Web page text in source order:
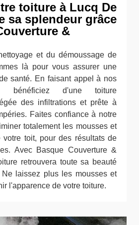
toiture à Lucq De
sa splendeur grâce
&
et du démoussage de
là pour vous assurer une
santé. En faisant appel à nos
bénéficiez d'une toiture
des infiltrations et prête à
Faites confiance à notre
totalement les mousses et
votre toit, pour des résultats de
Avec Basque Couverture &
retrouvera toute sa beauté
laissez plus les mousses et
l'apparence de votre toiture.